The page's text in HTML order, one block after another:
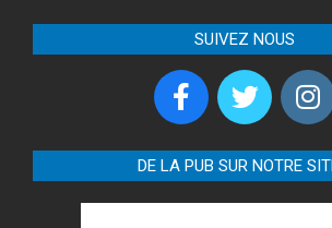
SUIVEZ NOUS
DE LA PUB SUR NOTRE